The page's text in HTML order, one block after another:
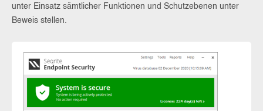
unter Einsatz sämtlicher Funktionen und Schutzebenen unter
Beweis stellen.